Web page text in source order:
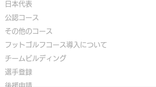
​​日本代表
公認コース
​その他のコース
​ フットゴルフコース導入について
​チームビルディング
選手登録​
​後援申請